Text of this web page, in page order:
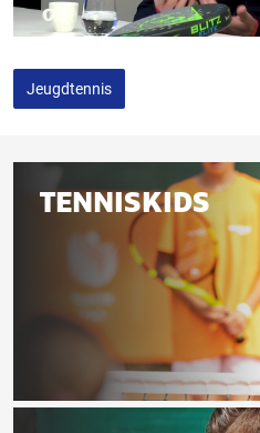
Jeugdtennis
Gerelateerd
aan
pagina
TENNISKIDS
Tenniskids